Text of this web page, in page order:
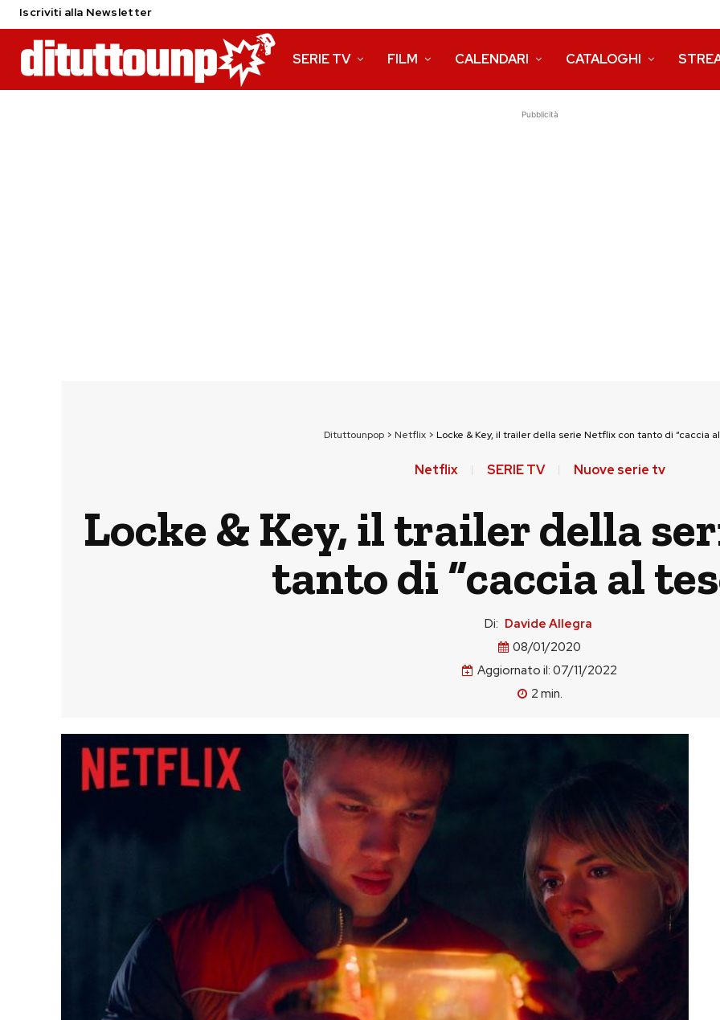
Iscriviti alla Newsletter
SERIE TV FILM CALENDARI CATALOGHI
Pubblicità
Dituttounpop> Netflix> Locke & Key, il trailer della serie Netflix con tanto di “caccia
Netflix SERIE TV Nuove serie tv
Locke & Key, il trailer della
tanto di “caccia al
Di: Davide Allegra
08/01/2020
Aggiornato il: 07/11/2022
2 min.